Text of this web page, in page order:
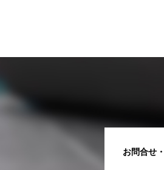
お問合せ